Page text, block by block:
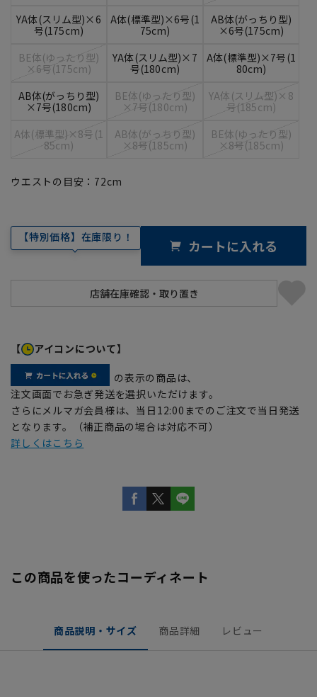
YA体(スリム型)×6
号(175cm)
A体(標準型)×6号(1
75cm)
AB体(がっちり型)
×6号(175cm)
BE体(ゆったり型)
×6号(175cm)
YA体(スリム型)×7
号(180cm)
A体(標準型)×7号(1
80cm)
AB体(がっちり型)
×7号(180cm)
BE体(ゆったり型)
×7号(180cm)
YA体(スリム型)×8
号(185cm)
A体(標準型)×8号(1
85cm)
AB体(がっちり型)
×8号(185cm)
BE体(ゆったり型)
×8号(185cm)
ウエストの目安： 72cm
【特別価格】在庫限り！ カートに入れる
【 アイコンについて】
の表示の商品は、
注文画面でお急ぎ発送を選択いただけます。
さらにメルマガ会員様は、当日12:00までのご注文で当日発送
となります。（補正商品の場合は対応不可）
詳しくはこちら
この商品を使ったコーディネート
商品説明・サイズ 商品詳細 レビュー